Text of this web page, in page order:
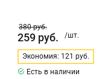
380руб.
259 руб. /шт.
Экономия: 121 руб.
Есть в наличии